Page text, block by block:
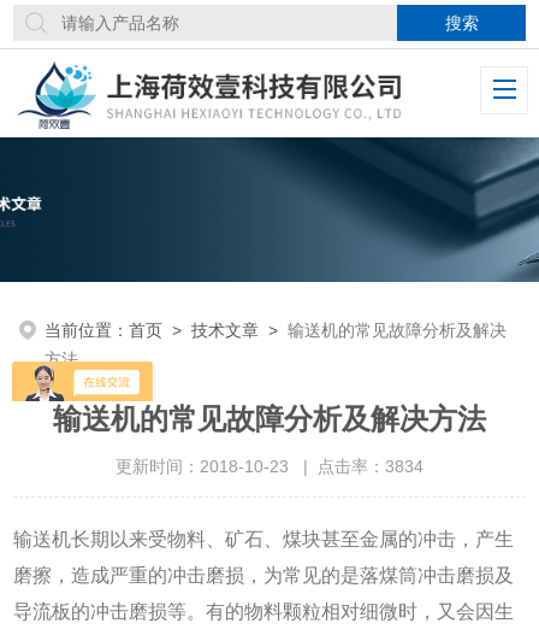
当前位置：首页 >技术文章 >输送机的常见故障分析及解决
方法
输送机的常见故障分析及解决方法
更新时间：2018-10-23 | 点击率：3834
输送机长期以来受物料、矿石、煤块甚至金属的冲击，产生
磨擦，造成严重的冲击磨损，为常见的是落煤筒冲击磨损及
导流板的冲击磨损等。有的物料颗粒相对细微时，又会因生